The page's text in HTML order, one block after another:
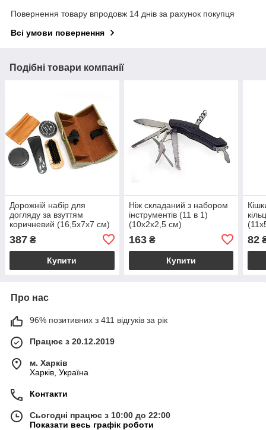
Повернення товару впродовж 14 днів за рахунок покупця
Всі умови повернення
Подібні товари компанії
Дорожній набір для
догляду за взуттям
коричневий (16,5х7х7 см)
387 ₴
Купити
Ніж складаний з набором
інструментів (11 в 1)
(10х2х2,5 см)
163₴
Купити
82
Про нас
96% позитивних з 411 відгуків за рік
Працює з 20.12.2019
м. Харків
Харків, Україна
Контакти
Сьогодні працює з 10:00 до 22:00
Показати весь графік роботи